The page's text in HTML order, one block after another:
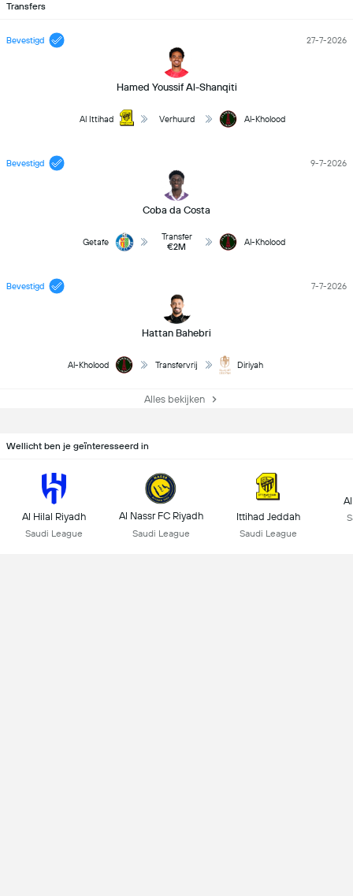
Transfers
Bevestigd
Hamed Youssif Al-Shanqiti
27-7-2026
Al Ittihad Verhuurd Al-Kholood
Bevestigd
Coba da Costa
9-7-2026
Getafe
Transfer
€2M
Al-Kholood
Bevestigd
Hattan Bahebri
7-7-2026
Al-Kholood Transfervrij Diriyah
Alles bekijken
Wellicht ben je geïnteresseerd in
Al Hilal Riyadh
Saudi League
Al Nassr FC Riyadh
Saudi League
Ittihad Jeddah
Saudi League